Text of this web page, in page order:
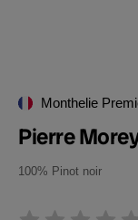
Monthelie
Pierre
100% Pinot noir